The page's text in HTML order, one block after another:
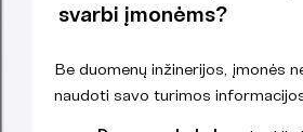
svarbi įmonėms?
Be duomenų inžinerijos, įmonės
naudoti savo turimos